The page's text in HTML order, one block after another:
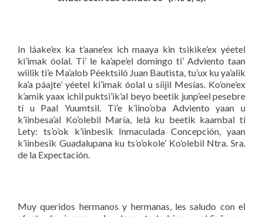
In láake’ex ka t’aane’ex ich maaya kin tsikike’ex yéetel
ki’imak óolal. Ti’ le ka’ape’el domingo ti’ Adviento taan
wiilik ti’e Ma’alob Péektsiló Juan Bautista, tu’ux ku ya’alik
ka’a páajte’ yéetel ki’imak óolal u síijil Mesías. Ko’one’ex
k’amik yaax ichil puktsi’ik’al beyo beetik junp’eel pesebre
tí u Paal Yuumtsil. Ti’e k’iino’oba Adviento yaan u
k’iinbesa’al Ko’olebil María, lelá ku beetik kaambal tí
Lety: ts’o’ok k’iinbesik Inmaculada Concepción, yaan
k’iinbesik Guadalupana ku ts’o’okole’ Ko’olebil Ntra. Sra.
de la Expectación.
Muy queridos hermanos y hermanas, les saludo con el